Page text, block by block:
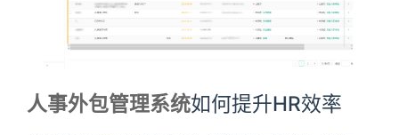
人事外包管理系统如何提升HR效率